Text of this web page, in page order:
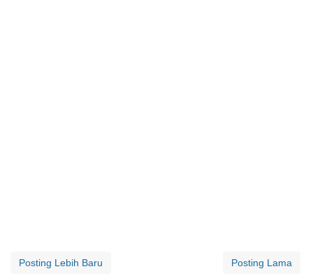
Posting Lebih Baru Posting Lama